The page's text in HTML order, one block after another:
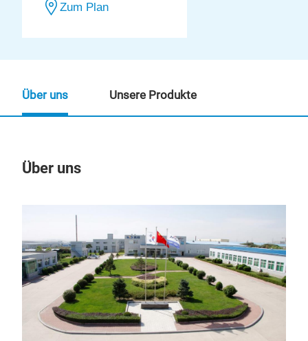
Zum Plan
Über uns
Über uns Unsere Produkte